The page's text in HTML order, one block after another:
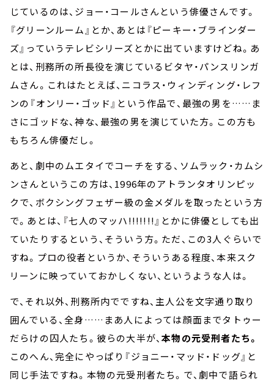
じているのは、ジョー・コールさんという俳優さんです。
『グリーンルーム』とか、あとは『ピーキー・ブラインダー
ズ』っていうテレビシリーズとかに出ていますけどね。あ
とは、刑務所の所長役を演じているビタヤ・パンスリンガ
ムさん。これはたとえば、ニコラス・ウィンディング・レフ
ンの『オンリー・ゴッド』という作品で、最強の男を……ま
さにゴッドな、神な、最強の男を演じていた方。この方も
もちろん俳優だし。
あと、劇中のムエタイでコーチをする、ソムラック・カムシ
ンさんというこの方は、1996年のアトランタオリンピッ
クで、ボクシングフェザー級の金メダルを取ったという方
で。あとは、『七人のマッハ!!!!!!!』とかに俳優としても出
ていたりするという、そういう方。ただ、この3人ぐらいで
すね。プロの役者というか、そういうある程度、本来スク
リーンに映っていておかしくない、というような人は。
で、それ以外、刑務所内でですね、主人公を文字通り取り
囲んでいる、全身……まあ人によっては顔面までタトゥー
だらけの囚人たち。彼らの大半が、本物の元受刑者たち。
このへん、完全にやっぱり『ジョニー・マッド・ドッグ』と
同じ手法ですね。本物の元受刑者たち。で、劇中で語られ